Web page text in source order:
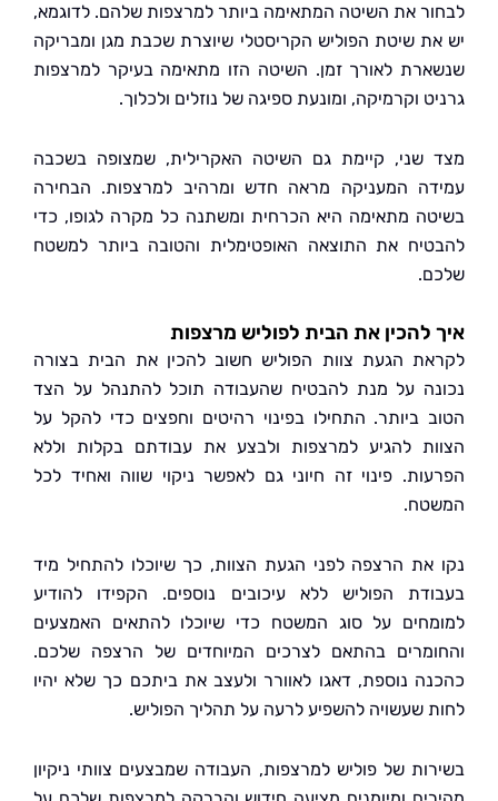
את השיטה המתאימה ביותר למרצפות שלהם. לדוגמא,
שיטת הפוליש הקריסטלי שיוצרת שכבת מגן ומבריקה
לאורך זמן. השיטה הזו מתאימה בעיקר למרצפות
וקרמיקה, ומונעת ספיגה של נוזלים ולכלוך.
שני, קיימת גם השיטה האקרילית, שמצופה בשכבה
המעניקה מראה חדש ומרהיב למרצפות. הבחירה
מתאימה היא הכרחית ומשתנה כל מקרה לגופו, כדי
את התוצאה האופטימלית והטובה ביותר למשטח
להכין את הבית לפוליש מרצפות
הגעת צוות הפוליש חשוב להכין את הבית בצורה
על מנת להבטיח שהעבודה תוכל להתנהל על הצד
ביותר. התחילו בפינוי רהיטים וחפצים כדי להקל על
להגיע למרצפות ולבצע את עבודתם בקלות וללא
פינוי זה חיוני גם לאפשר ניקוי שווה ואחיד לכל
הרצפה לפני הגעת הצוות, כך שיוכלו להתחיל מיד
הפוליש ללא עיכובים נוספים. הקפידו להודיע
על סוג המשטח כדי שיוכלו להתאים האמצעים
בהתאם לצרכים המיוחדים של הרצפה שלכם.
נוספת, דאגו לאוורר ולעצב את ביתכם כך שלא יהיו
שעשויה להשפיע לרעה על תהליך הפוליש.
של פוליש למרצפות, העבודה שמבצעים צוותי ניקיון